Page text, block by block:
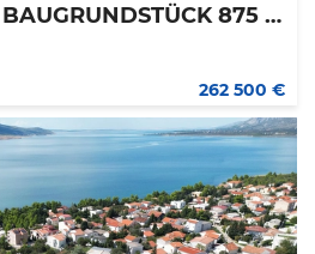
ZADAR - DIKLO - BAUGRUNDSTÜCK 875 M2 - 150 M ZUM STRAND - 262.500 €
262 500 €